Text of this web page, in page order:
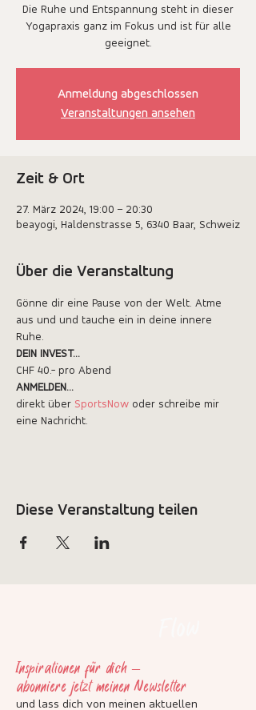
Die Ruhe und Entspannung steht in dieser
Yogapraxis ganz im Fokus und ist für alle
geeignet.
Anmeldung abgeschlossen
Veranstaltungen ansehen
Zeit & Ort
27. März 2024, 19:00 – 20:30
beayogi, Haldenstrasse 5, 6340 Baar, Schweiz
Über die Veranstaltung
Gönne dir eine Pause von der Welt. Atme
aus und und tauche ein in deine innere
Ruhe.
DEIN INVEST...
CHF 40.- pro Abend
ANMELDEN...
direkt über SportsNow oder schreibe mir
eine Nachricht.
Diese Veranstaltung teilen
Inspirationen für dich –
abonniere jetzt meinen Newsletter
und lass dich von meinen aktuellen